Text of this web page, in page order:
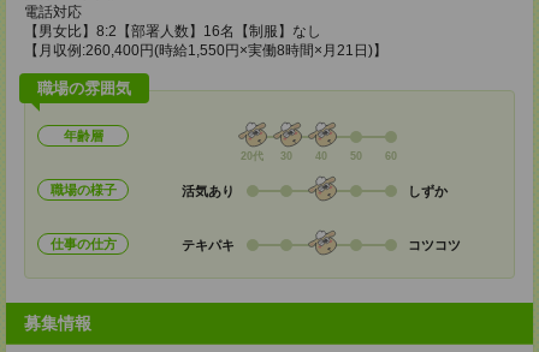
電話対応
【男女比】8:2【部署人数】16名【制服】なし
【月収例:260,400円(時給1,550円×実働8時間×月21日)】
職場の雰囲気
年齢層
20代 30 40 50 60
職場の様子 活気あり しずか
仕事の仕方 テキパキ コツコツ
募集情報